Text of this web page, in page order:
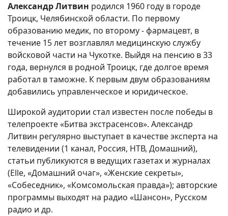
Александр Литвин родился 1960 году в городе
Троицк, Челябинской области. По первому
образованию медик, по второму - фармацевт, в
течение 15 лет возглавлял медицинскую службу
войсковой части на Чукотке. Выйдя на пенсию в 33
года, вернулся в родной Троицк, где долгое время
работал в таможне. К первым двум образованиям
добавились управленческое и юридическое.
Широкой аудитории стал известен после победы в
телепроекте «Битва экстрасенсов». Александр
Литвин регулярно выступает в качестве эксперта на
телевидении (1 канал, Россия, НТВ, Домашний),
статьи публикуются в ведущих газетах и журналах
(Elle, «Домашний очаг», «Женские секреты»,
«Собеседник», «Комсомольская правда»); авторские
программы выходят на радио «Шансон», Русском
радио и др.